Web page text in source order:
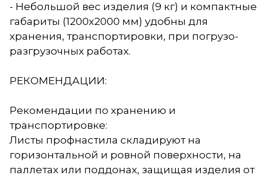
- Небольшой вес изделия (9 кг) и компактные
габариты (1200х2000 мм) удобны для
хранения, транспортировки, при погрузо-
разгрузочных работах.
РЕКОМЕНДАЦИИ:
Рекомендации по хранению и
транспортировке:
Листы профнастила складируют на
горизонтальной и ровной поверхности, на
паллетах или поддонах, защищая изделия от